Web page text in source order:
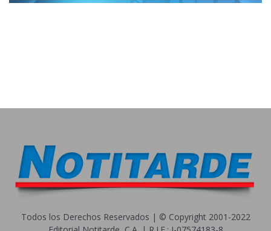
Todos los Derechos Reservados | © Copyright 2001-2022